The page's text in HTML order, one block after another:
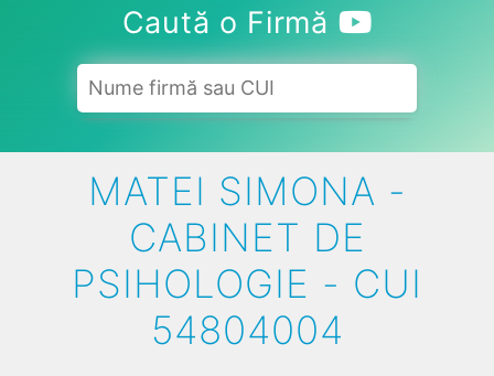
Caută o Firmă
MATEI SIMONA -
CABINET DE
PSIHOLOGIE - CUI
54804004